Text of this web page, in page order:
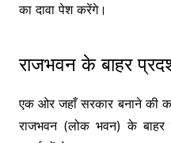
का दावा पेश करेंगे।
राजभवन के बाहर
एक ओर जहाँ सरकार बनाने की
राजभवन (लोक भवन) के बाहर